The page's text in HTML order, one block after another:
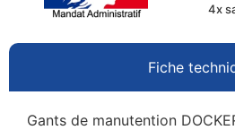
4x
Fiche
Gants de manutention